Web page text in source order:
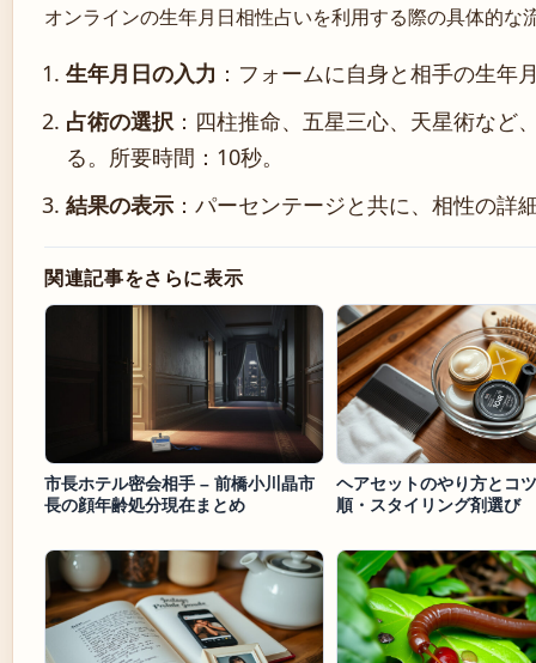
オンラインの生年月日相性占いを利用する際の具体的
生年月日の入力 ：フォームに自身と相手の生年
占術の選択 ：四柱推命、五星三心、天星術な
る。 所要時間：10秒。
結果の表示 ：パーセンテージと共に、相性の
関連記事をさらに表示
市長ホテル密会相手 – 前橋小川晶市
長の顔年齢処分現在まとめ
ヘアセットのやり方とコ
順・スタイリング剤選び